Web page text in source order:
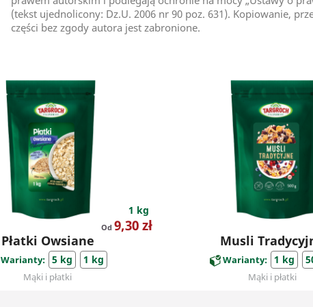
(tekst ujednolicony: Dz.U. 2006 nr 90 poz. 631). Kopiowanie,
części bez zgody autora jest zabronione.
1 kg
Od Cena
9,30 zł
Płatki Owsiane
Warianty: 5 kg 1 kg
Mąki i płatki
Musli
Warianty: 1 kg
Mąki i płatki